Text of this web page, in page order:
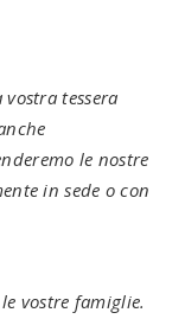
tessera
le nostre
in sede o con
vostre famiglie.